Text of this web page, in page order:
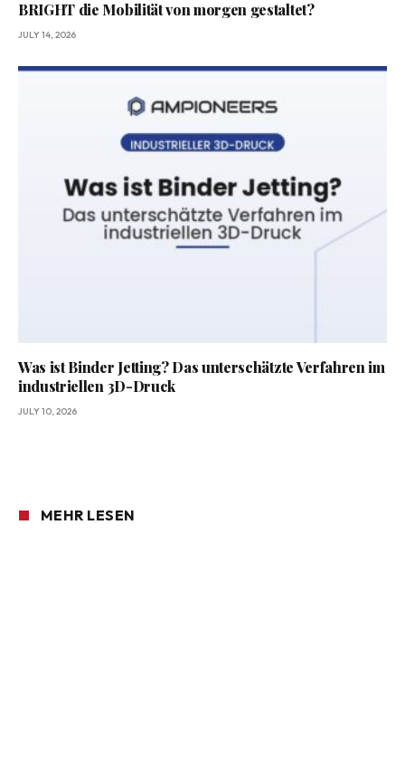
BRIGHT die Mobilität von morgen gestaltet?
JULY 14, 2026
Was ist Binder Jetting? Das unterschätzte Verfahren im
industriellen 3D-Druck
JULY 10, 2026
MEHR LESEN